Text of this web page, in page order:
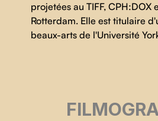
projetées au TIFF, CPH:DOX
Rotterdam. Elle est titulaire
beaux-arts de l'Université